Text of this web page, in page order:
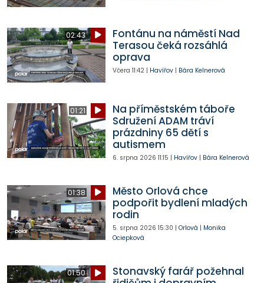
02:43
Fontánu na náměstí Nad
Terasou čeká rozsáhlá
oprava
Včera 11:42| Havířov| Bára Kelnerová
01:21
Na příměstském táboře
Sdružení ADAM tráví
prázdniny 65 dětí s
autismem
6. srpna 2026 11:15 | Havířov| Bára Kelnerová
01:38
Město Orlová chce
podpořit bydlení mladých
rodin
5. srpna 2026 15:30 | Orlová | Monika
Ociepková
01:50
Stonavský farář požehnal